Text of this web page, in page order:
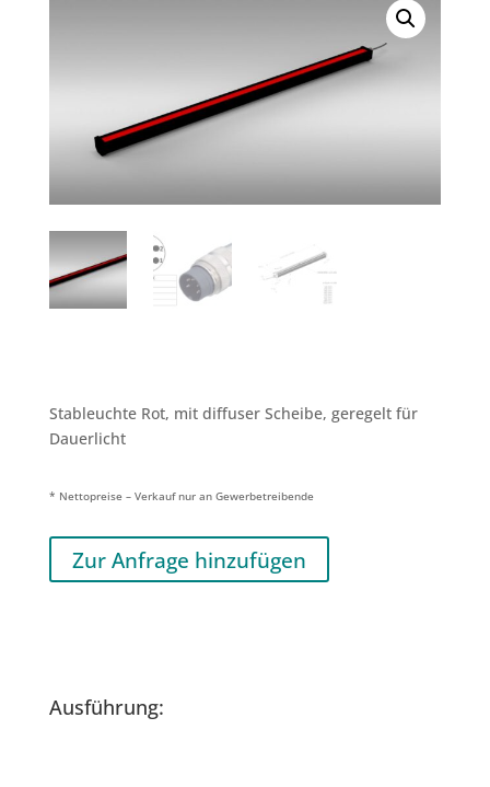
Stableuchte Rot, mit diffuser Scheibe, geregelt für
Dauerlicht
* Nettopreise – Verkauf nur an Gewerbetreibende
Zur Anfrage hinzufügen
Ausführung: